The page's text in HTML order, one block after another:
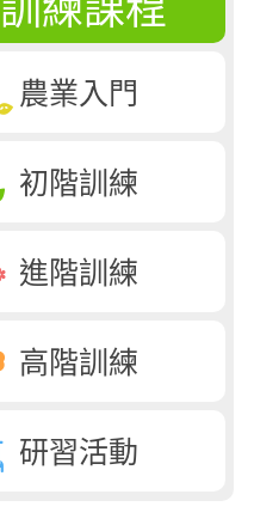
訓練課程
農業入門
初階訓練
進階訓練
高階訓練
研習活動